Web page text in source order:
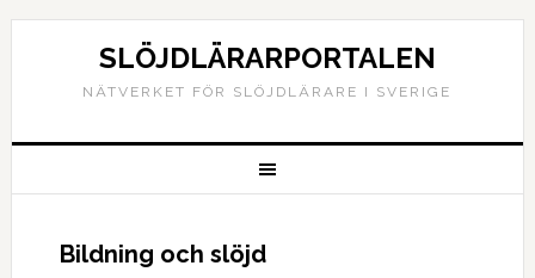
SLÖJDLÄRARPORTALEN
NÄTVERKET FÖR SLÖJDLÄRARE I SVERIGE
Bildning och slöjd